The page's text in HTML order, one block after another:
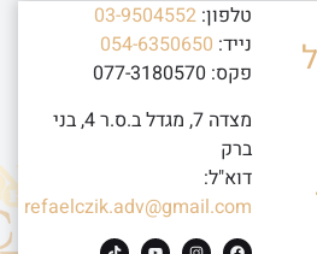
טלפון: 03-9504552
נייד: 054-6350650
פקס: 077-3180570
מצדה 7, מגדל ב.ס.ר 4, בני
ברק
דוא"ל:
refaelczik.adv@gmail.com